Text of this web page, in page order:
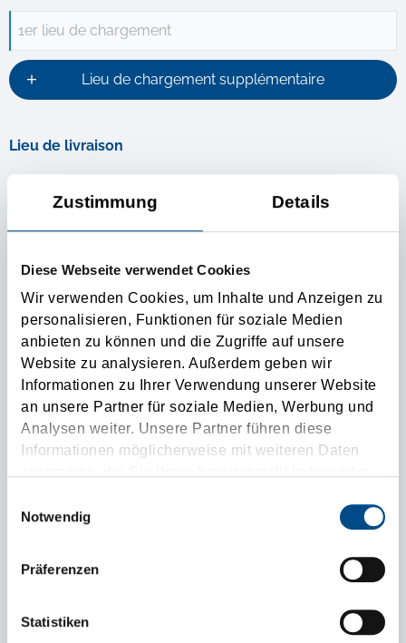
Zustimmung Details
Diese Webseite verwendet Cookies
Wir verwenden Cookies, um Inhalte und Anzeigen zu
personalisieren, Funktionen für soziale Medien
anbieten zu können und die Zugriffe auf unsere
Website zu analysieren. Außerdem geben wir
Informationen zu Ihrer Verwendung unserer Website
an unsere Partner für soziale Medien, Werbung und
Analysen weiter. Unsere Partner führen diese
Informationen möglicherweise mit weiteren Daten
zusammen, die Sie ihnen bereitgestellt haben oder
gesammelt haben.
Notwendig
Präferenzen
Statistiken
1er lieu de chargement
Lieu de chargement supplémentaire
Lieu de livraison
1e lieu de livraison
Ladungsdaten
Loading metres